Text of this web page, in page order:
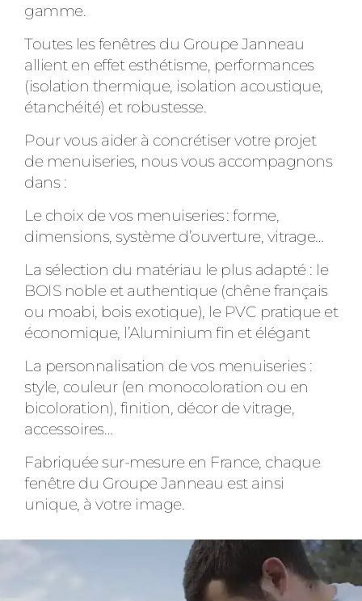
gamme.
Toutes les fenêtres du Groupe Janneau
allient en effet esthétisme, performances
(isolation thermique, isolation acoustique,
étanchéité) et robustesse.
Pour vous aider à concrétiser votre projet
de menuiseries, nous vous accompagnons
dans :
Le choix de vos menuiseries : forme,
dimensions, système d’ouverture, vitrage…
La sélection du matériau le plus adapté : le
BOIS noble et authentique (chêne français
ou moabi, bois exotique), le PVC pratique et
économique, l’Aluminium fin et élégant
La personnalisation de vos menuiseries :
style, couleur (en monocoloration ou en
bicoloration), finition, décor de vitrage,
accessoires…
Fabriquée sur-mesure en France, chaque
fenêtre du Groupe Janneau est ainsi
unique, à votre image.